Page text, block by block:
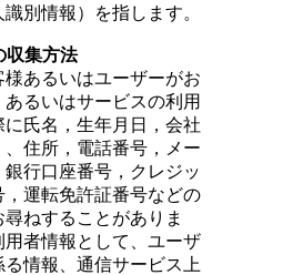
別情報）を指します。
収集方法
様あるいはユーザーがお
あるいはサービスの利用
氏名，生年月日，会社
住所，電話番号，メー
銀行口座番号，クレジッ
，運転免許証番号などの
ねすることがありま
用者情報として、ユーザ
る情報、通信サービス上